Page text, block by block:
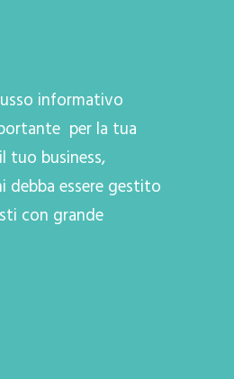
informativo
per la tua
tuo business,
debba essere gestito
con grande